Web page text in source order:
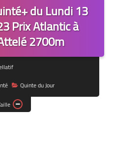
du Lundi 13
Prix Atlantic à
2700m
Quinte du Jour